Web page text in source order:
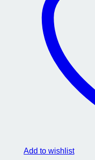
Add to wishlist